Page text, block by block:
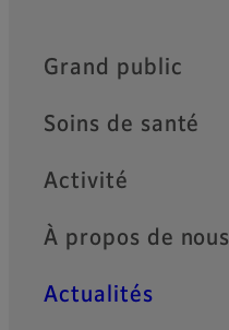
Quick Links
Grand public
Soins de santé
Activité
À propos de nous
Actualités